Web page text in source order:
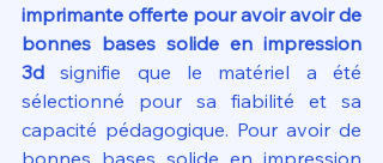
imprimante offerte pour avoir avoir de
bonnes bases solide en impression
3d signifie que le matériel a été
sélectionné pour sa fiabilité et sa
capacité pédagogique. Pour avoir de